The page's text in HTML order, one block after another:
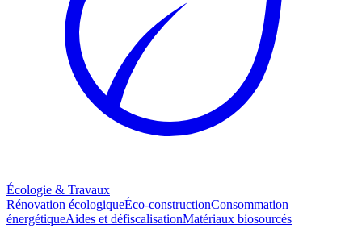
Écologie & Travaux
Rénovation écologiqueÉco-constructionConsommation
énergétiqueAides et défiscalisationMatériaux biosourcés